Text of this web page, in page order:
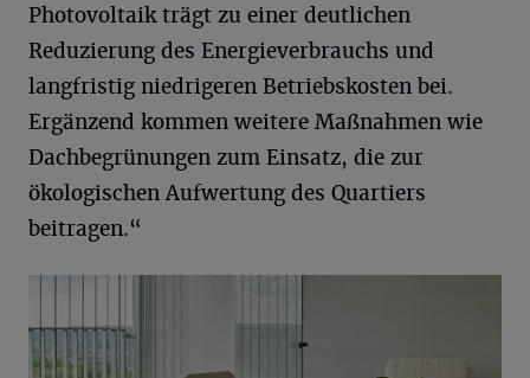
Photovoltaik trägt zu einer deutlichen
Reduzierung des Energieverbrauchs und
langfristig niedrigeren Betriebskosten bei.
Ergänzend kommen weitere Maßnahmen wie
Dachbegrünungen zum Einsatz, die zur
ökologischen Aufwertung des Quartiers
beitragen.“